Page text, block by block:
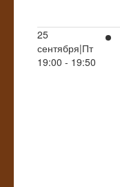
25
сентября|Пт
19:00 - 19:50